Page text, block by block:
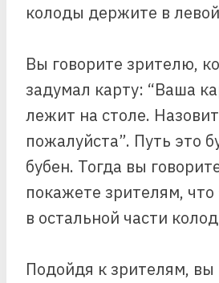
колоды держите в
Вы говорите зрителю,
задумал карту: “Ваша
лежит на столе.
пожалуйста”. Путь это
бубен. Тогда вы
покажете зрителям,
в остальной части
Подойдя к зрителям, вы